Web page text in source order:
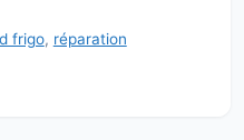
frigo, réparation